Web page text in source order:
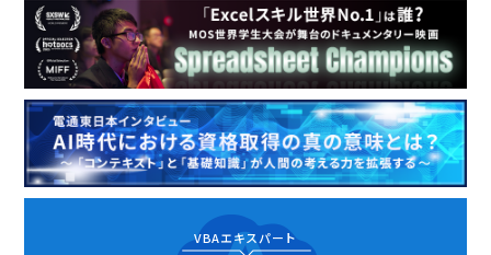
VBAエキスパート